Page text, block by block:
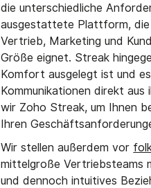
die unterschiedliche
ausgestattete Plattform,
Vertrieb, Marketing und
Größe eignet. Streak
Komfort ausgelegt ist und
Kommunikationen direkt
wir Zoho Streak, um Ihnen
Ihren
Wir stellen außerdem vor
mittelgroße Vertriebsteams
und dennoch intuitives